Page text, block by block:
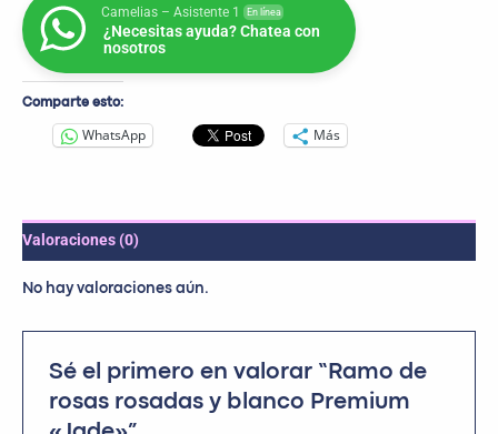
Camelias – Asistente 1 En línea
¿Necesitas ayuda? Chatea con
nosotros
Comparte esto:
WhatsApp Más
Valoraciones (0)
No hay valoraciones aún.
Sé el primero en valorar “Ramo de
rosas rosadas y blanco Premium